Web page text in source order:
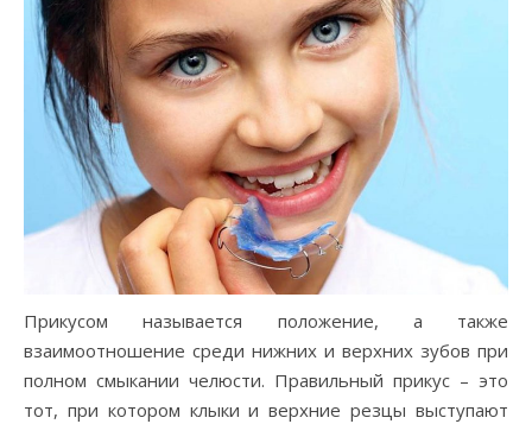
Прикусом называется положение, а также
взаимоотношение среди нижних и верхних зубов при
полном смыкании челюсти. Правильный прикус – это
тот, при котором клыки и верхние резцы выступают